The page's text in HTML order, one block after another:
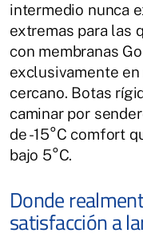
intermedio nunca
extremas para las
con membranas
exclusivamente
cercano. Botas
caminar por
de -15°C comfort
bajo 5°C.
Donde
satisfacción a